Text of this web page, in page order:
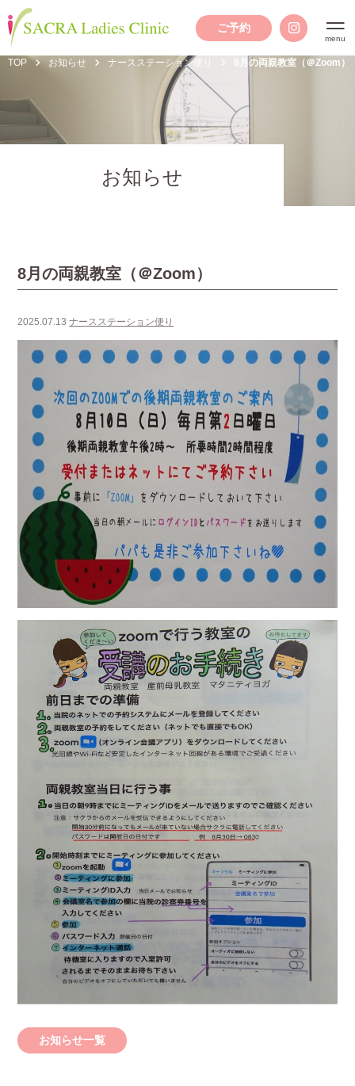
ご予約
TOP お知らせ ナースステーション便り 8月の両親教室（＠Zoom）
お知らせ
8月の両親教室（＠Zoom）
2025.07.13 ナースステーション便り
お知らせ一覧